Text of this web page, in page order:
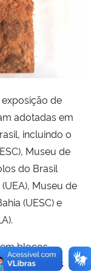
de
adotadas em
incluindo o
Museu de
do Brasil
Museu de
(UESC) e
blocos